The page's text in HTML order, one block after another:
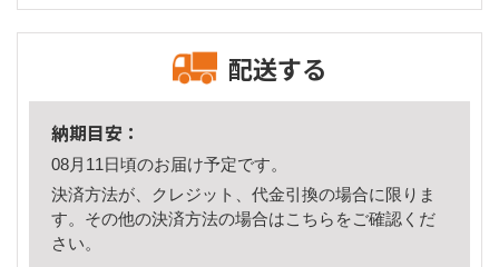
配送する
納期目安：
08月11日頃のお届け予定です。
決済方法が、クレジット、代金引換の場合に限りま
す。その他の決済方法の場合はこちら をご確認くだ
さい。